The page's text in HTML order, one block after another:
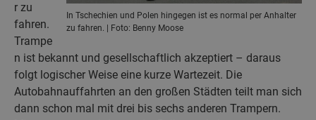
In Tschechien und Polen hingegen ist es normal per Anhalter
zu fahren. | Foto: Benny Moose
r zu
fahren.
Trampe
n ist bekannt und gesellschaftlich akzeptiert – daraus
folgt logischer Weise eine kurze Wartezeit. Die
Autobahnauffahrten an den großen Städten teilt man sich
dann schon mal mit drei bis sechs anderen Trampern.